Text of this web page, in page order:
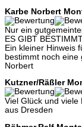
Karbe Norbert
Nur ein
ES GIBT
Ein kleiner Hinweis
bestimmt noch eine
Norbert
Kutzner/Räßler
Viel Glück und viele
aus Dresden